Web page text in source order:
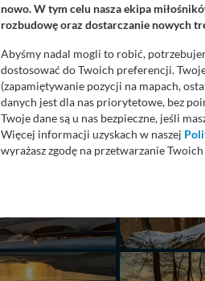
nowo. W tym celu nasza ekipa
rozbudowę oraz dostarczanie nowych
Abyśmy nadal mogli to robić,
dostosować do Twoich preferencji.
(zapamiętywanie pozycji na mapach,
danych jest dla nas priorytetowe, bez
Twoje dane są u nas bezpieczne, jeśli
Więcej informacji uzyskach w naszej
wyrażasz zgodę na przetwarzanie
Wyjątkiem jest sytuacja, gdy
zasadach i funkcjonalności serwisu w
Administratorem Twoich danych jest:
11-500 Giżycko. Możesz z nami